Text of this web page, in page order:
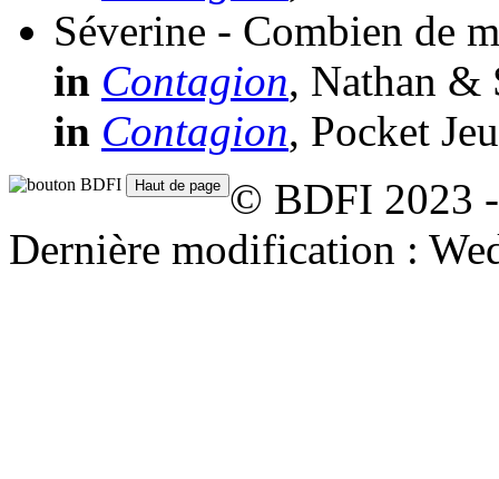
Séverine - Combien de
in Contagion, Nathan &
in Contagion, Pocket
© BDFI 2023
Dernière modification :